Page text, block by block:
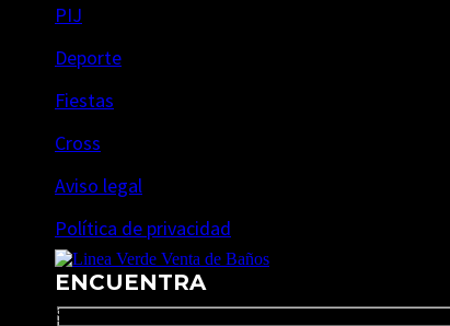
PIJ
Deporte
Fiestas
Cross
Aviso legal
Política de privacidad
ENCUENTRA
Search